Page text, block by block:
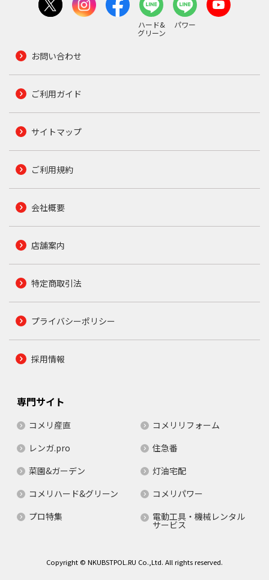
ハード&
グリーン
パワー
お問い合わせ
ご利用ガイド
サイトマップ
ご利用規約
会社概要
店舗案内
特定商取引法
プライバシーポリシー
採用情報
専門サイト
コメリ産直
コメリリフォーム
レンガ.pro
住急番
菜園&ガーデン
灯油宅配
コメリハード&グリーン
コメリパワー
プロ特集
電動工具・機械レンタル
サービス
Copyright © NKUBSTPOL.RU Co.,Ltd. All rights reserved.